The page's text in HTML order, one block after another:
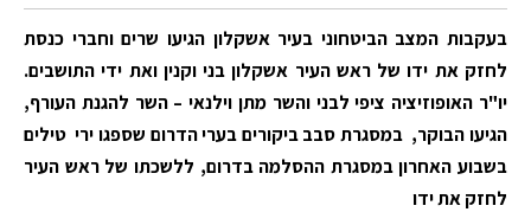
בעקבות המצב הביטחוני בעיר אשקלון הגיעו שרים וחברי כנסת
לחזק את ידו של ראש העיר אשקלון בני וקנין ואת ידי התושבים.
יו"ר האופוזיציה ציפי לבני והשר מתן וילנאי – השר להגנת העורף,
הגיעו הבוקר, במסגרת סבב ביקורים בערי הדרום שספגו ירי טילים
בשבוע האחרון במסגרת ההסלמה בדרום, ללשכתו של ראש העיר
לחזק את ידו